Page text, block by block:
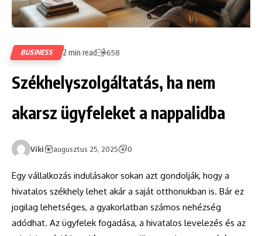
BUSINESS 2 min read 658
Székhelyszolgáltatás, ha nem
akarsz ügyfeleket a nappalidba
Viki augusztus 25, 2025 0
Egy vállalkozás indulásakor sokan azt gondolják, hogy a
hivatalos székhely lehet akár a saját otthonukban is. Bár ez
jogilag lehetséges, a gyakorlatban számos nehézség
adódhat. Az ügyfelek fogadása, a hivatalos levelezés és az